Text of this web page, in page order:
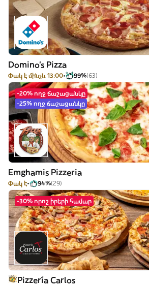
Domino's Pizza
Փակ է մինչև 13:00 99%(63)
-20% ողջ ճաշացանկը
-25% ողջ ճաշացանկը
Emghamis Pizzeria
Փակ է 94%(29)
-30% որոշ իրերի համար
Pizzería Carlos